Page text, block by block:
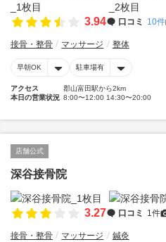
3.94 口コミ 10件
接骨・整骨 マッサージ 整体
早朝OK 駐車場有
アクセス
郡山富田駅から2km
本日の営業状況 8:00〜12:00 14:30〜20:00
店舗公式
深谷接骨院
3.27 口コミ 1件
接骨・整骨 マッサージ 鍼灸